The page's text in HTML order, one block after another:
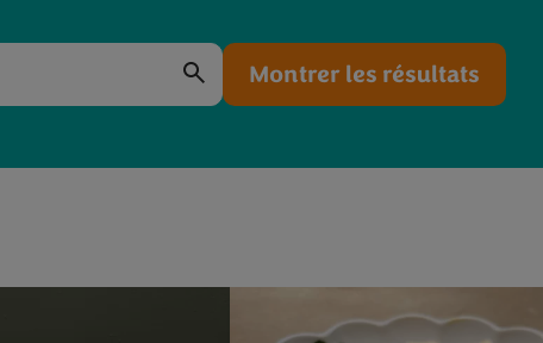
Montrer les résultats